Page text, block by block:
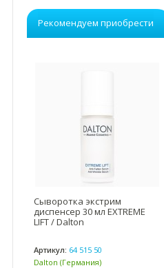
Рекомендуем приобрести
Сыворотка экстрим
диспенсер 30 мл EXTREME
LIFT / Dalton
Артикул: 64 515 50
Dalton (Германия)